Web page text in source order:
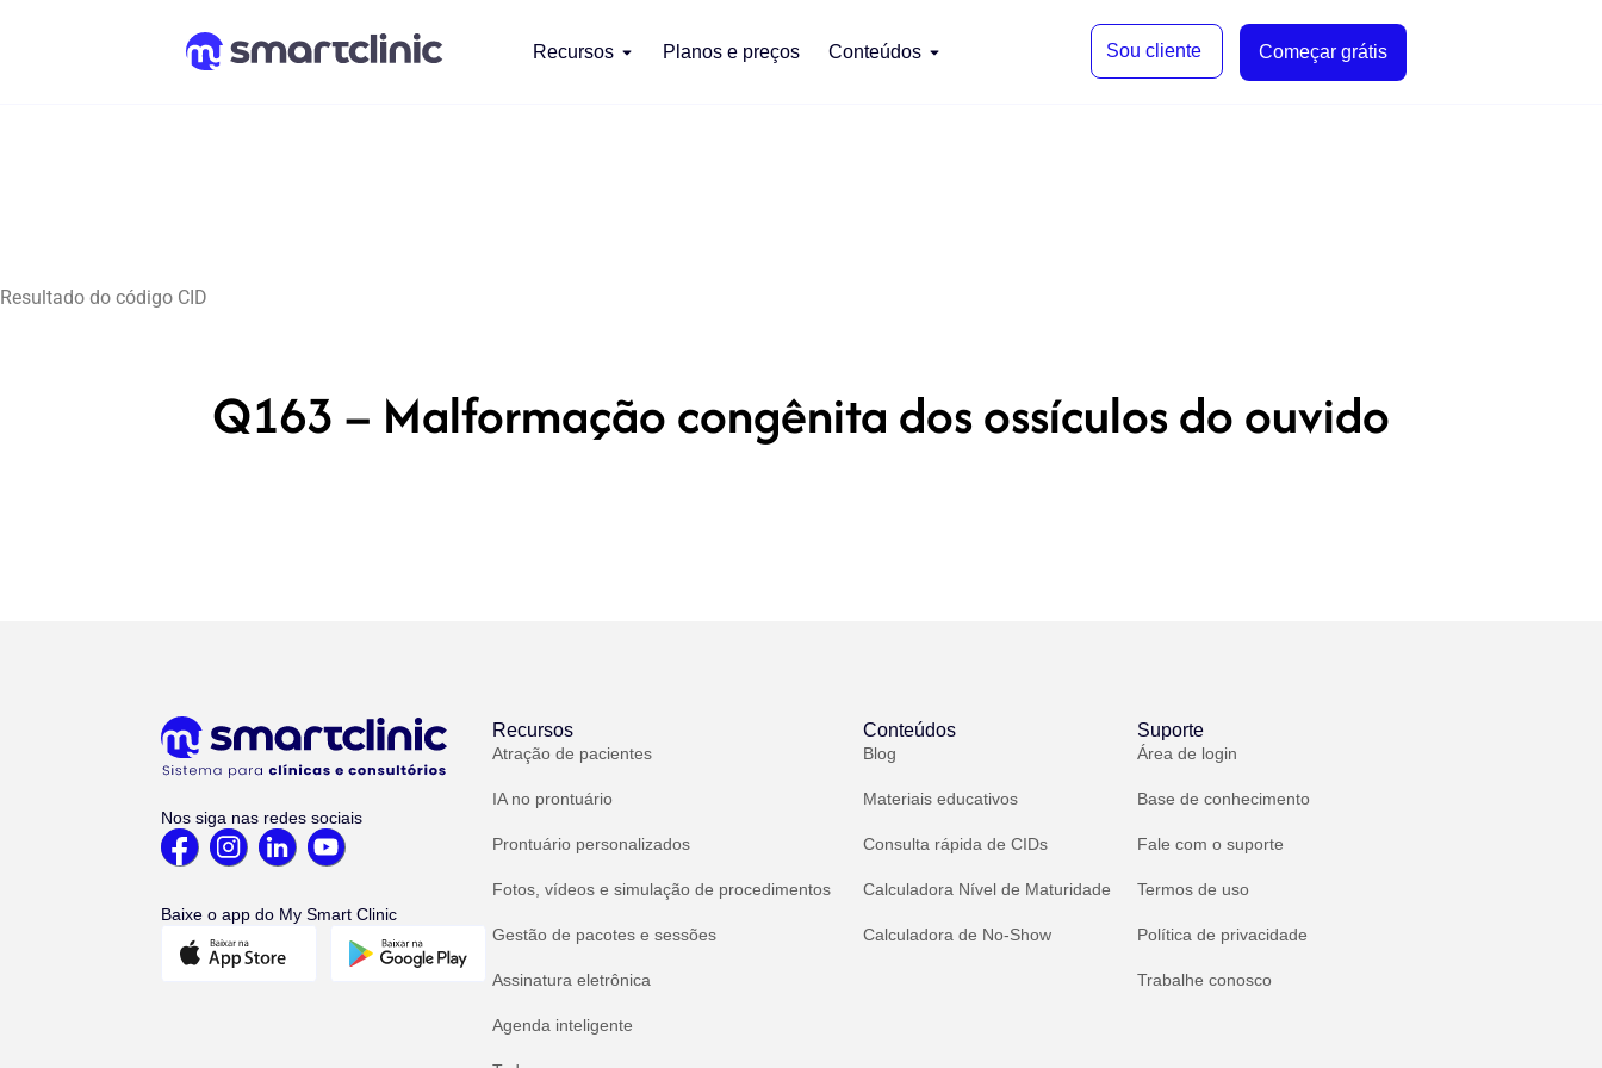
Recursos Planos e preços Conteúdos Sou cliente Começar grátis
Resultado do código CID
Q163 – Malformação congênita dos ossículos do ouvido
Nos siga nas redes sociais
Baixe o app do My Smart Clinic
Recursos
Atração de pacientes
IA no prontuário
Prontuário personalizados
Fotos, vídeos e simulação de procedimentos
Gestão de pacotes e sessões
Assinatura eletrônica
Agenda inteligente
Conteúdos
Blog
Materiais educativos
Consulta rápida de CIDs
Calculadora Nível de Maturidade
Calculadora de No-Show
Suporte
Área de login
Base de conhecimento
Fale com o suporte
Termos de uso
Política de privacidade
Trabalhe conosco